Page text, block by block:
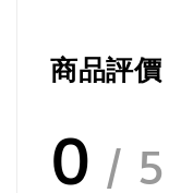
商品評價
0 / 5